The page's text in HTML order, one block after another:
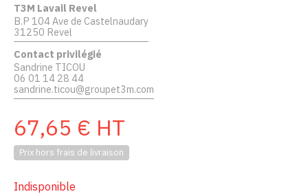
T3M Lavail Revel
B.P 104 Ave de Castelnaudary
31250 Revel
Contact privilégié
Sandrine TICOU
06 01 14 28 44
sandrine.ticou@groupet3m.com
67,65 € HT
Prix hors frais de livraison
Indisponible